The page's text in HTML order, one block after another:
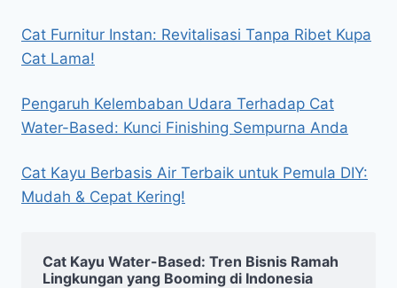
Cat Furnitur Instan: Revitalisasi Tanpa Ribet Kupa
Cat Lama!
Pengaruh Kelembaban Udara Terhadap Cat
Water-Based: Kunci Finishing Sempurna Anda
Cat Kayu Berbasis Air Terbaik untuk Pemula DIY:
Mudah & Cepat Kering!
Cat Kayu Water-Based: Tren Bisnis Ramah
Lingkungan yang Booming di Indonesia